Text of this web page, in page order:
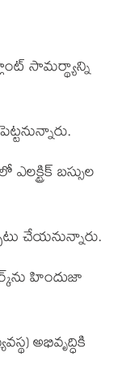
సామర్థ్యాన్ని
బస్సుల
చేయ‌నున్నారు.
హిందుజా
అభివృద్ధికి